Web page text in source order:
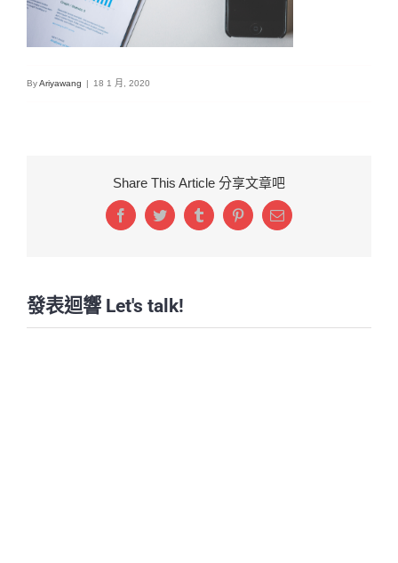
ByAriyawang | 18 1 月, 2020
Share This Article 分享文章吧
FacebookTwitterTumblrPinterestEmail:
發表迴響 Let's talk!